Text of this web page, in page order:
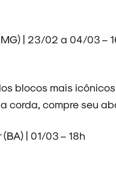
| 23/02 a 04/03 –
blocos mais
corda, compre seu
| 01/03 – 18h